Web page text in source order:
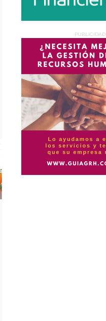
similares al solicitado
tratamiento datos personales.
PUBLICIDAD